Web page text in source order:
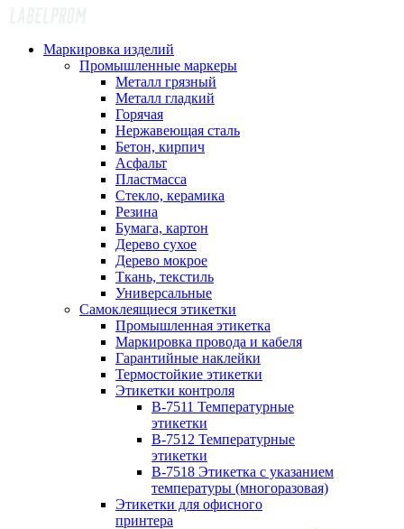
Маркировка изделий
Промышленные маркеры
Металл грязный
Металл гладкий
Горячая
Нержавеющая сталь
Бетон, кирпич
Асфальт
Пластмасса
Стекло, керамика
Резина
Бумага, картон
Дерево сухое
Дерево мокрое
Ткань, текстиль
Универсальные
Самоклеящиеся этикетки
Промышленная этикетка
Маркировка провода и кабеля
Гарантийные наклейки
Термостойкие этикетки
Этикетки контроля
B-7511 Температурные
этикетки
B-7512 Температурные
этикетки
B-7518 Этикетка с указанием
температуры (многоразовая)
Этикетки для офисного
принтера